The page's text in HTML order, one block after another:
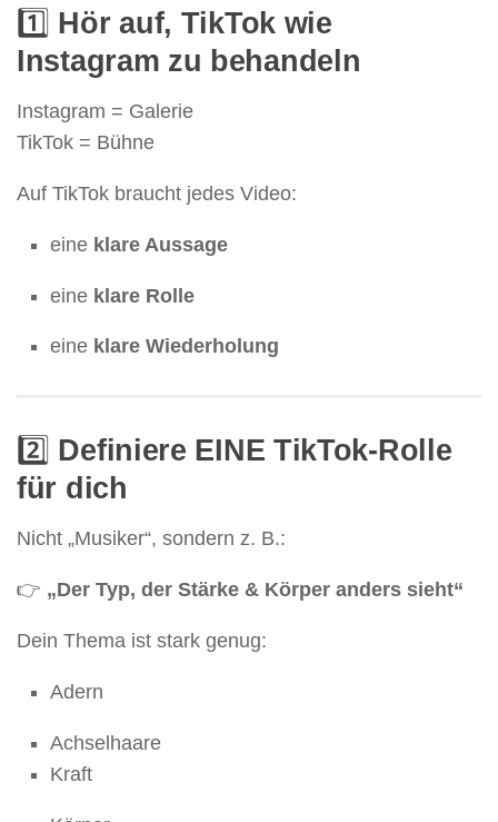
1️⃣ Hör auf, TikTok wie
Instagram zu behandeln
Instagram = Galerie
TikTok = Bühne
Auf TikTok braucht jedes Video:
eine klare Aussage
eine klare Rolle
eine klare Wiederholung
2️⃣ Definiere EINE TikTok-Rolle
für dich
Nicht „Musiker“, sondern z. B.:
👉 „Der Typ, der Stärke & Körper anders sieht“
Dein Thema ist stark genug:
Adern
Achselhaare
Kraft